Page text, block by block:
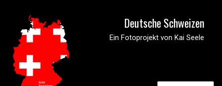
Deutsche Schweizen
Ein Fotoprojekt von Kai Seele